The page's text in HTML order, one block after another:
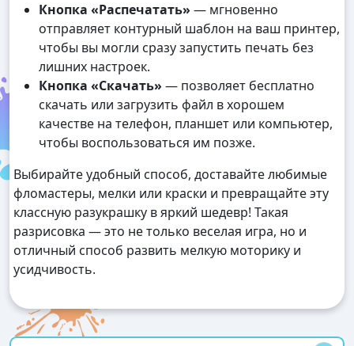
Кнопка «Распечатать» — мгновенно
отправляет контурный шаблон на ваш принтер,
чтобы вы могли сразу запустить печать без
лишних настроек.
Кнопка «Скачать» — позволяет бесплатно
скачать или загрузить файл в хорошем
качестве на телефон, планшет или компьютер,
чтобы воспользоваться им позже.
Выбирайте удобный способ, доставайте любимые
фломастеры, мелки или краски и превращайте эту
классную разукрашку в яркий шедевр! Такая
разрисовка — это не только веселая игра, но и
отличный способ развить мелкую моторику и
усидчивость.